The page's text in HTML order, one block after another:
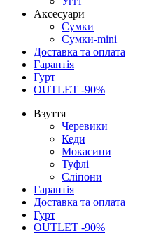
Аксесуари
Сумки
Сумки-mini
Доставка та оплата
Гарантія
Гурт
OUTLET -90%
Взуття
Черевики
Кеди
Мокасини
Туфлі
Сліпони
Гарантія
Доставка та оплата
Гурт
OUTLET -90%